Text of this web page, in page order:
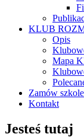
KLUB
Opis
Mapa
Zamów
Kontakt
Jesteś tutaj